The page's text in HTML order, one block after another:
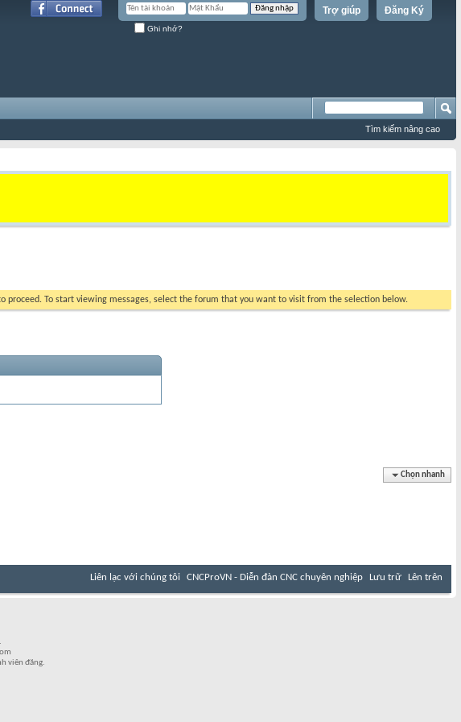
Đăng Ký
Trợ giúp
Ghi nhớ?
Tìm kiếm nâng cao
proceed. To start viewing messages, select the forum that you want to visit from the selection below.
Chọn nhanh
Liên lạc với chúng tôi CNCProVN - Diễn đàn CNC chuyên nghiệp Lưu trữ Lên trên
viên đăng.